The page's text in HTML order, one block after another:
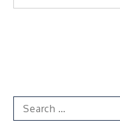
Search
for: